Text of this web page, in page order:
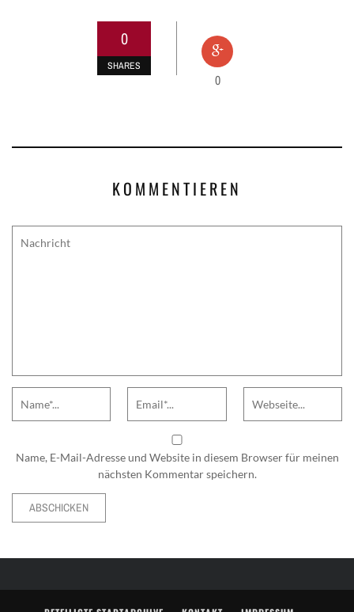
0
SHARES
0
KOMMENTIEREN
Name, E-Mail-Adresse und Website in diesem Browser für meinen
nächsten Kommentar speichern.